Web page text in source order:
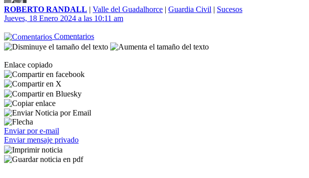
ROBERTO RANDALL | Valle del Guadalhorce | Guardia Civil | Sucesos
Jueves, 18 Enero 2024 a las 10:11 am
Comentarios
Enlace copiado
Enviar por e-mail
Enviar mensaje privado